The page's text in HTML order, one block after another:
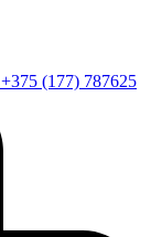
+375 (177) 787625